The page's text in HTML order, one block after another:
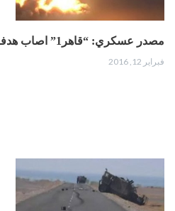
مصدر عسكري: “قاهر1” اصاب هدفة بدقة بمطار جيزان الإقليمي
فبراير 12, 2016